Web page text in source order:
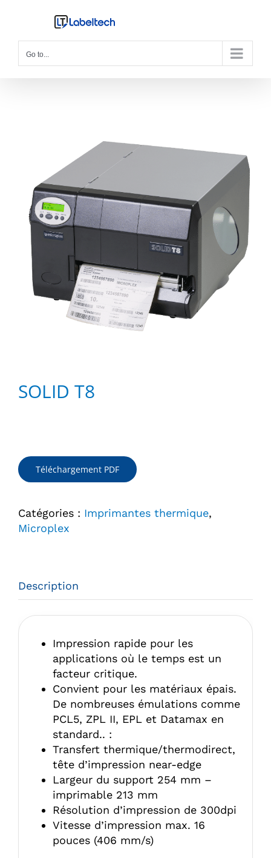
Go to...
SOLID T8
Téléchargement PDF
Catégories : Imprimantes thermique,
Microplex
Description
Impression rapide pour les
applications où le temps est un
facteur critique.
Convient pour les matériaux épais.
De nombreuses émulations comme
PCL5, ZPL II, EPL et Datamax en
standard.. :
Transfert thermique/thermodirect,
tête d’impression near-edge
Largeur du support 254 mm –
imprimable 213 mm
Résolution d’impression de 300dpi
Vitesse d’impression max. 16
pouces (406 mm/s)